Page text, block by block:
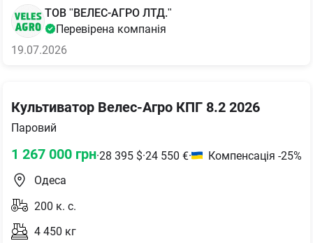
ТОВ "ВЕЛЕС-АГРО ЛТД."
Перевірена компанія
19.07.2026
Культиватор Велес-Агро КПГ 8.2 2026
Паровий
1 267 000 грн·28 395 $·24 550 €·
Компенсація -25%
Одеса
200 к. с.
4 450 кг